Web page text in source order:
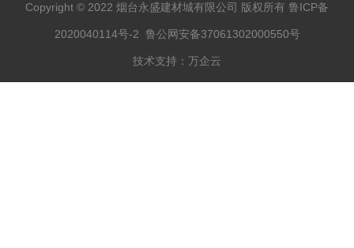
相关品牌
Copyright © 2022 烟台永盛建材城有限公司 版权所有 鲁ICP备
2020040114号-2 鲁公网安备37061302000550号
技术支持：万企云